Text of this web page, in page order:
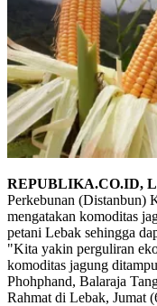
REPUBLIKA.CO.ID,
Perkebunan (Distanbun)
mengatakan komoditas
petani Lebak sehingga
"Kita yakin perguliran
komoditas jagung
Phohphand, Balaraja
Rahmat di Lebak, Jumat